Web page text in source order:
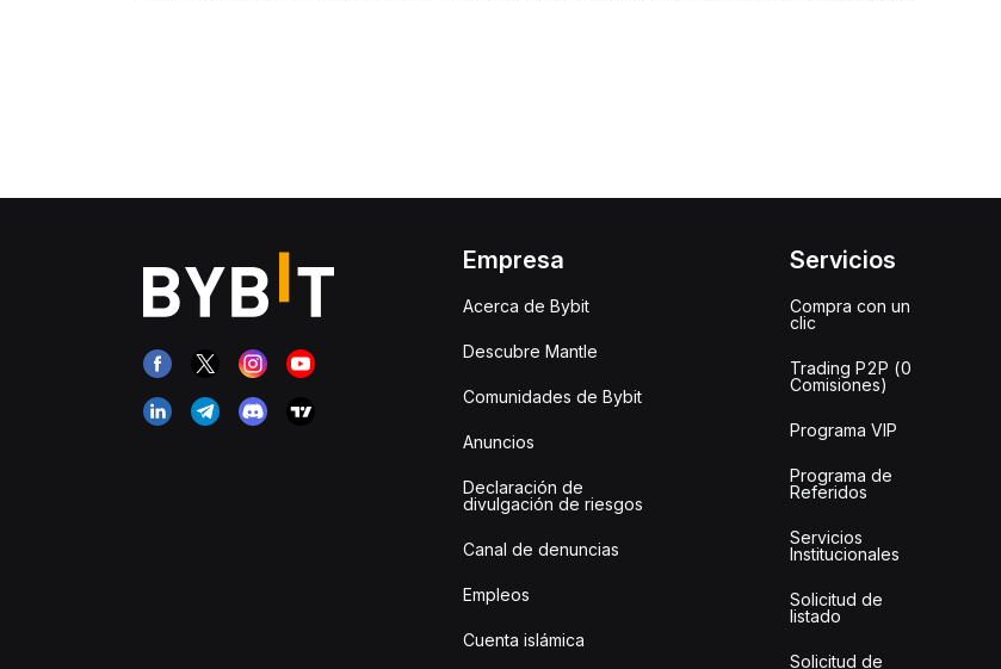
Empresa
Acerca de Bybit
Descubre Mantle
Comunidades de Bybit
Anuncios
Declaración de
divulgación de riesgos
Canal de denuncias
Empleos
Cuenta islámica
Servicios
Compra con un
clic
Trading P2P (0
Comisiones)
Programa VIP
Programa de
Referidos
Servicios
Institucionales
Solicitud de
listado
Solicitud de